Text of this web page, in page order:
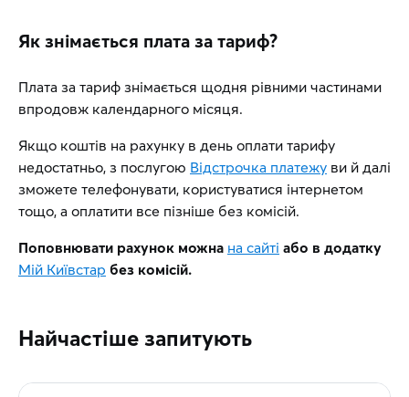
Як знімається плата за тариф?
Плата за тариф знімається щодня рівними частинами
впродовж календарного місяця.
Якщо коштів на рахунку в день оплати тарифу
недостатньо, з послугою Відстрочка платежу ви й далі
зможете телефонувати, користуватися інтернетом
тощо, а оплатити все пізніше без комісій.
Поповнювати рахунок можна на сайті або в додатку
Мій Київстар без комісій.
Найчастіше запитують